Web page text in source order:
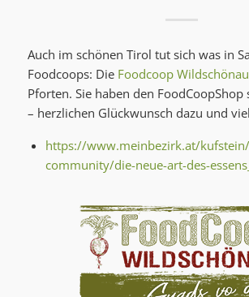
Auch im schönen Tirol tut sich was in
Foodcoops: Die Foodcoop Wildschönau
Pforten. Sie haben den
– herzlichen Glückwunsch dazu und
https://www.meinbezirk.at/
community/die-neue-art-des-